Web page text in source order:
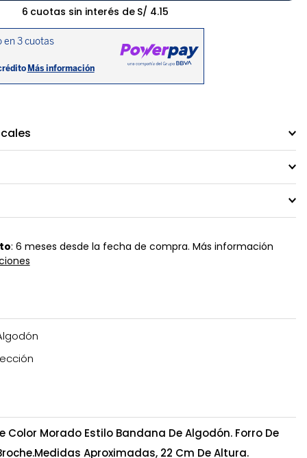
6 cuotas sin interés de S/ 4.15
: 6 meses desde la fecha de compra. Más información
Color Morado Estilo Bandana De Algodón. Forro De
Aproximadas, 22 Cm De Altura.